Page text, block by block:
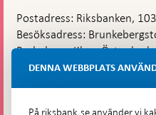
Postadress: Riksbanken,
Besöksadress:
Budadress: Klara Östra
Lastplats 6
DENNA WEBBPLATS
På riksbank.se använder vi